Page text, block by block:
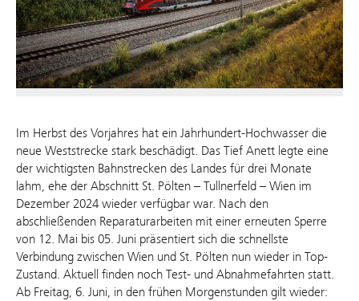
Im Herbst des Vorjahres hat ein Jahrhundert-Hochwasser die
neue Weststrecke stark beschädigt. Das Tief Anett legte eine
der wichtigsten Bahnstrecken des Landes für drei Monate
lahm, ehe der Abschnitt St. Pölten – Tullnerfeld – Wien im
Dezember 2024 wieder verfügbar war. Nach den
abschließenden Reparaturarbeiten mit einer erneuten Sperre
von 12. Mai bis 05. Juni präsentiert sich die schnellste
Verbindung zwischen Wien und St. Pölten nun wieder in Top-
Zustand. Aktuell finden noch Test- und Abnahmefahrten statt.
Ab Freitag, 6. Juni, in den frühen Morgenstunden gilt wieder: